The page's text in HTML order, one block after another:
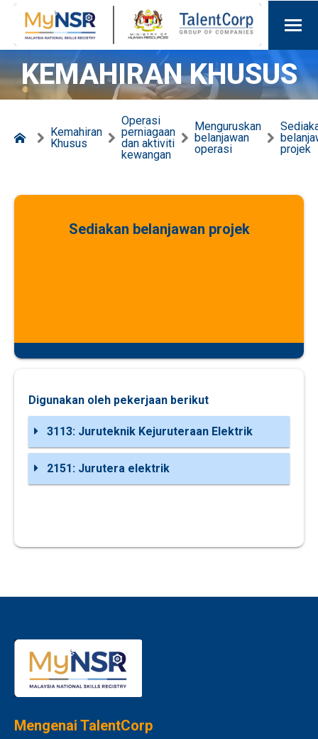
KEMAHIRAN KHUSUS
Kemahiran
Khusus
Operasi
perniagaan
dan aktiviti
kewangan
Menguruskan
belanjawan
operasi
projek
Sediakan belanjawan projek
Digunakan oleh pekerjaan berikut
3113: Juruteknik Kejuruteraan Elektrik
2151: Jurutera elektrik
Mengenai TalentCorp